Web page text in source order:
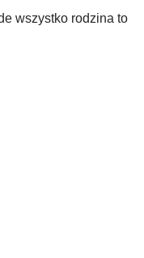
wszystko rodzina to